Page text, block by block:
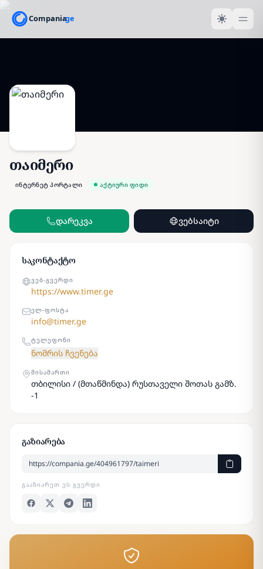
თაიმერი
ინტერნეტ პორტალი აქტიური ფიდი
დარეკვა ვებსაიტი
საკონტაქტო
ᲕᲔᲑ-ᲒᲕᲔᲠᲓᲘ
https://www.timer.ge
ᲔᲚ-ᲤᲝᲡᲢᲐ
info@timer.ge
ᲢᲔᲚᲔᲤᲝᲜᲘ
ნომრის ჩვენება
ᲛᲘᲡᲐᲛᲐᲠᲗᲘ
თბილისი / (მთაწმინდა) რუსთაველი შოთას გამზ.
-1
გაზიარება
ᲒᲐᲐᲖᲘᲐᲠᲔᲗ ᲔᲡ ᲒᲕᲔᲠᲓᲘ